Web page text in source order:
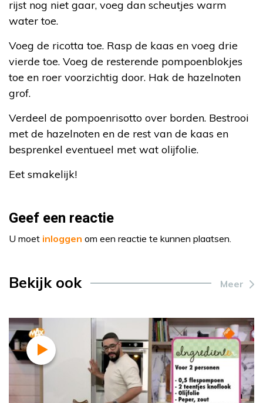
rijst nog niet gaar, voeg dan scheutjes warm
water toe.
Voeg de ricotta toe. Rasp de kaas en voeg drie
vierde toe. Voeg de resterende pompoenblokjes
toe en roer voorzichtig door. Hak de hazelnoten
grof.
Verdeel de pompoenrisotto over borden. Bestrooi
met de hazelnoten en de rest van de kaas en
besprenkel eventueel met wat olijfolie.
Eet smakelijk!
Geef een reactie
U moet inloggen om een reactie te kunnen plaatsen.
Bekijk ook Meer